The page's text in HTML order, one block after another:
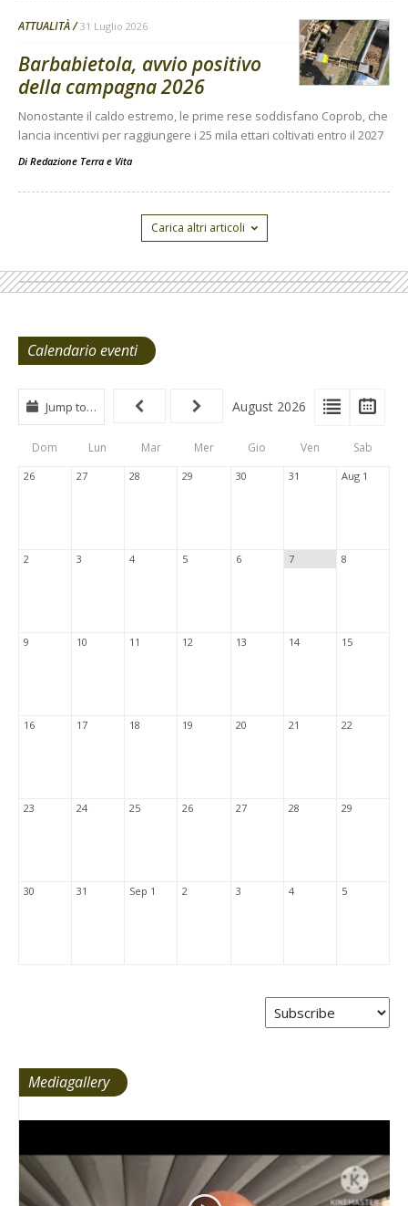
ATTUALITÀ 31 Luglio 2026
Barbabietola, avvio positivo
della campagna 2026
Nonostante il caldo estremo, le prime rese soddisfano Coprob, che
lancia incentivi per raggiungere i 25 mila ettari coltivati entro il 2027
Di Redazione Terra e Vita
Carica altri articoli
Calendario eventi
View
Type
Tabs
View
List
Jump to… August 2026
Dom Lun Mar Mer Gio Ven Sab
26 27 28 29 30 31 Aug 1
2 3 4 5 6 7 8
9 10 11 12 13 14 15
16 17 18 19 20 21 22
23 24 25 26 27 28 29
30 31 Sep 1 2 3 4 5
Mediagallery